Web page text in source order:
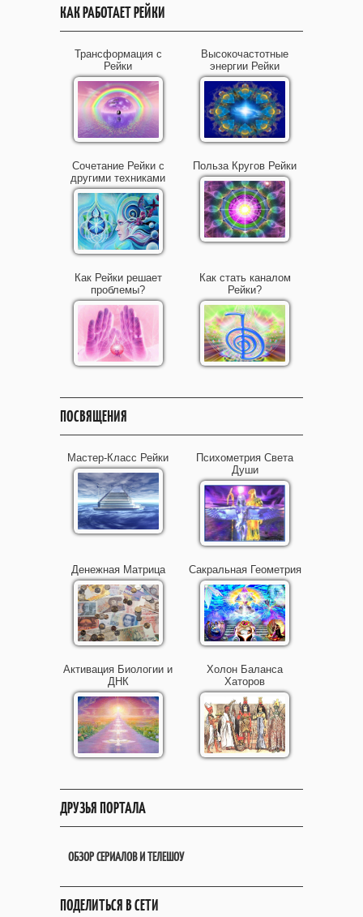
КАК РАБОТАЕТ РЕЙКИ
Трансформация с
Рейки
Высокочастотные
энергии Рейки
Сочетание Рейки с
другими техниками
Польза Кругов Рейки
Как Рейки решает
проблемы?
Как стать каналом
Рейки?
ПОСВЯЩЕНИЯ
Мастер-Класс Рейки
Психометрия Света
Души
Денежная Матрица Сакральная Геометрия
Активация Биологии и
ДНК
Холон Баланса
Хаторов
ДРУЗЬЯ ПОРТАЛА
ОБЗОР СЕРИАЛОВ И ТЕЛЕШОУ
ПОДЕЛИТЬСЯ В СЕТИ